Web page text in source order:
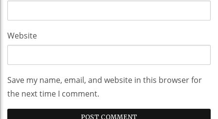
Website
Save my name, email, and website in this browser for
the next time I comment.